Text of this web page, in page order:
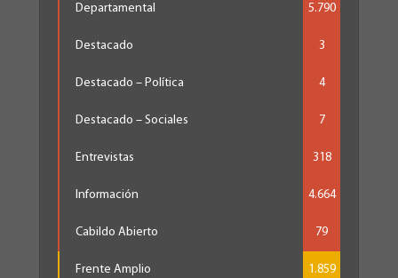
Departamental 5.790
Destacado 3
Destacado – Política 4
Destacado – Sociales 7
Entrevistas 318
Información 4.664
Cabildo Abierto 79
Frente Amplio 1.859